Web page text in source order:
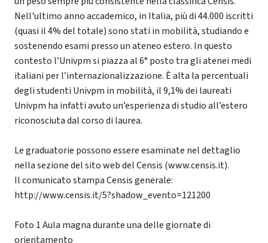
Nell'ultimo anno accademico, in Italia, più di 44.000 iscritti
(quasi il 4% del totale) sono stati in mobilità, studiando e
sostenendo esami presso un ateneo estero. In questo
contesto l’Univpm si piazza al 6° posto tra gli atenei medi
italiani per l’internazionalizzazione. È alta la percentuali
degli studenti Univpm in mobilità, il 9,1% dei laureati
Univpm ha infatti avuto un’esperienza di studio all’estero
riconosciuta dal corso di laurea.
Le graduatorie possono essere esaminate nel dettaglio
nella sezione del sito web del Censis (www.censis.it).
Il comunicato stampa Censis generale:
http://www.censis.it/5?shadow_evento=121200
Foto 1 Aula magna durante una delle giornate di
orientamento